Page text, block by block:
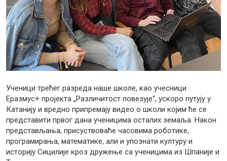
Ученици трећег разреда наше школе, као учесници
Еразмус+ пројекта „Различитост повезује“, ускоро путују у
Катанију и вредно припремају видео о школи којим ће се
представити првог дана ученицима осталих земаља. Након
представљања, присуствоваће часовима роботике,
програмирања, математике, али и упознати културу и
историју Сицилије кроз дружење са ученицима из Шпаније и